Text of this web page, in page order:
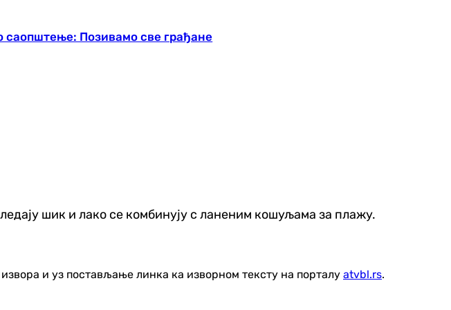
саопштење: Позивамо све грађане
шик и лако се комбинују с ланеним кошуљама за плажу.
и уз постављање линка ка изворном тексту на порталу atvbl.rs.